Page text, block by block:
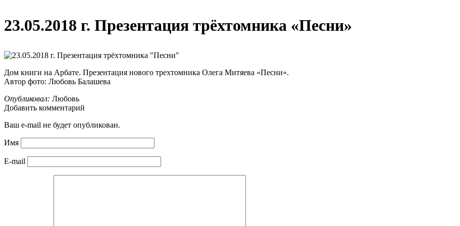
23.05.2018 г. Презентация трёхтомника «Песни»
Дом книги на Арбате. Презентация нового трехтомника Олега Митяева «Песни».
Автор фото: Любовь Балашева
Опубликовал: Любовь
Добавить комментарий
Ваш e-mail не будет опубликован.
Имя
E-mail